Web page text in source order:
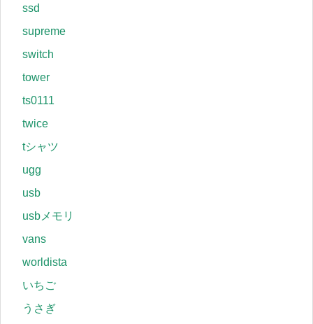
ssd
supreme
switch
tower
ts0111
twice
tシャツ
ugg
usb
usbメモリ
vans
worldista
いちご
うさぎ